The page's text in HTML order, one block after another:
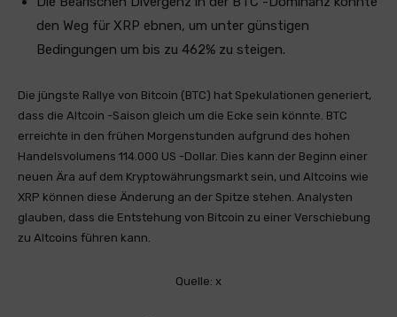
den Weg für XRP ebnen, um unter günstigen
Bedingungen um bis zu 462% zu steigen.
Die jüngste Rallye von Bitcoin (BTC) hat Spekulationen generiert,
dass die Altcoin -Saison gleich um die Ecke sein könnte. BTC
erreichte in den frühen Morgenstunden aufgrund des hohen
Handelsvolumens 114.000 US -Dollar. Dies kann der Beginn einer
neuen Ära auf dem Kryptowährungsmarkt sein, und Altcoins wie
XRP können diese Änderung an der Spitze stehen. Analysten
glauben, dass die Entstehung von Bitcoin zu einer Verschiebung
zu Altcoins führen kann.
Quelle: x